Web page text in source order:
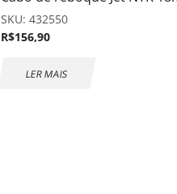
SKU: 432550
R$156,90
LER MAIS